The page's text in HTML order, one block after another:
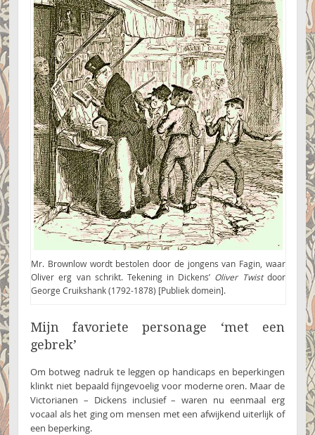
Mr. Brownlow wordt bestolen door de jongens van Fagin, waar
Oliver erg van schrikt. Tekening in Dickens’ Oliver Twistdoor
George Cruikshank (1792-1878) [Publiek domein].
Mijn favoriete personage ‘met een
gebrek’
Om botweg nadruk te leggen op handicaps en beperkingen
klinkt niet bepaald fijngevoelig voor moderne oren. Maar de
Victorianen – Dickens inclusief – waren nu eenmaal erg
vocaal als het ging om mensen met een afwijkend uiterlijk of
een beperking.